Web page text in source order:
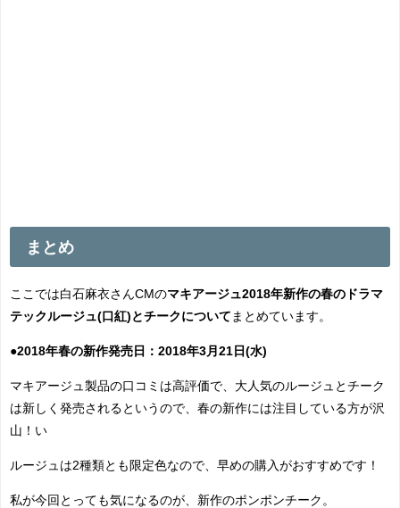
まとめ
ここでは白石麻衣さんCMのマキアージュ2018年新作の春のドラマ
テックルージュ(口紅)とチークについて まとめています。
●2018年春の新作発売日： 2018年3月21日(水)
マキアージュ製品の口コミは高評価で、大人気のルージュとチーク
は新しく発売されるというので、春の新作には注目している方が沢
山！い
ルージュは2種類とも限定色なので、早めの購入がおすすめです！
私が今回とっても気になるのが、新作のポンポンチーク。